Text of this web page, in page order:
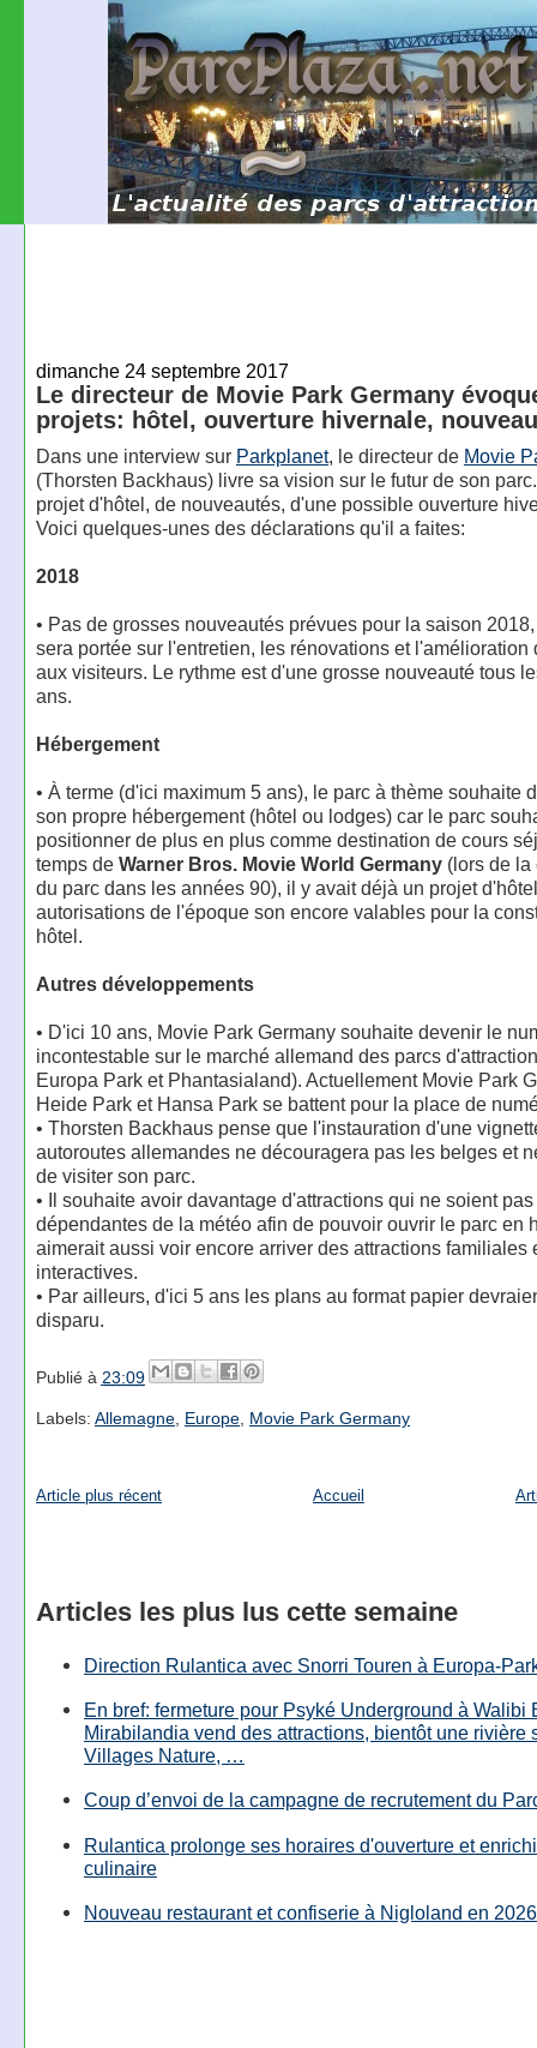
dimanche 24 septembre 2017
Le directeur de Movie Park Germany
projets: hôtel, ouverture hivernale,
Dans une interview sur Parkplanet, le directeur de Movie
(Thorsten Backhaus) livre sa vision sur le futur de son
projet d'hôtel, de nouveautés, d'une possible ouverture
Voici quelques-unes des déclarations qu'il a faites:
2018
• Pas de grosses nouveautés prévues pour la saison
sera portée sur l'entretien, les rénovations et l'amélioration
aux visiteurs. Le rythme est d'une grosse nouveauté tous
ans.
Hébergement
• À terme (d'ici maximum 5 ans), le parc à thème souhaite
son propre hébergement (hôtel ou lodges) car le parc
positionner de plus en plus comme destination de cours
temps de Warner Bros. Movie World Germany(lors de la
du parc dans les années 90), il y avait déjà un projet
autorisations de l'époque son encore valables pour la
hôtel.
Autres développements
• D'ici 10 ans, Movie Park Germany souhaite devenir le
incontestable sur le marché allemand des parcs
Europa Park et Phantasialand). Actuellement Movie Park
Heide Park et Hansa Park se battent pour la place de
• Thorsten Backhaus pense que l'instauration d'une
autoroutes allemandes ne découragera pas les belges et
de visiter son parc.
• Il souhaite avoir davantage d'attractions qui ne soient pas
dépendantes de la météo afin de pouvoir ouvrir le parc en
aimerait aussi voir encore arriver des attractions familiales
interactives.
• Par ailleurs, d'ici 5 ans les plans au format papier
disparu.
Publié à 23:09
Labels: Allemagne, Europe, Movie Park Germany
Article plus récent Accueil
Articles les plus lus cette semaine
Direction Rulantica avec Snorri Touren à Europa-
En bref: fermeture pour Psyké Underground à Walibi
Mirabilandia vend des attractions, bientôt une rivière
Villages Nature, …
Coup d’envoi de la campagne de recrutement du
Rulantica prolonge ses horaires d'ouverture et
culinaire
Nouveau restaurant et confiserie à Nigloland en 2026